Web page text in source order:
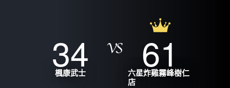
34
楓康武士 61
六星炸雞霧峰樹仁
店